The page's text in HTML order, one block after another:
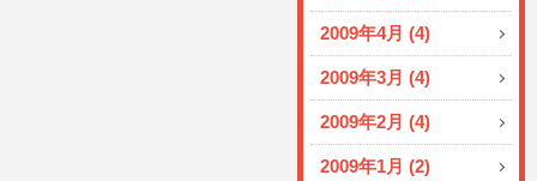
2009年4月 (4)
2009年3月 (4)
2009年2月 (4)
2009年1月 (2)